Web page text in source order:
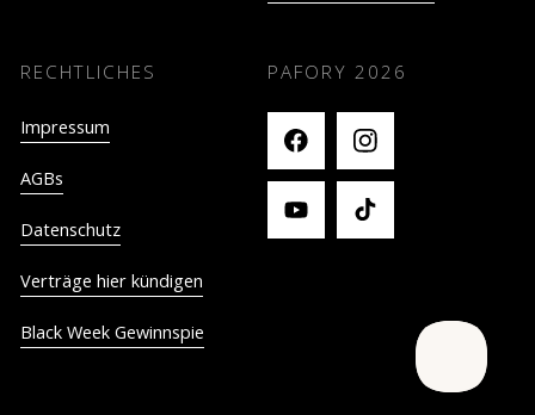
RECHTLICHES
Impressum
AGBs
Datenschutz
Verträge hier kündigen
Black Week Gewinnspie
PAFORY 2026